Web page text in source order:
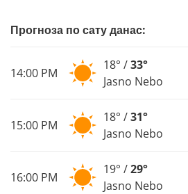
Прогноза по сату данас:
14:00 PM
18° /33°
Jasno Nebo
15:00 PM
18° /31°
Jasno Nebo
16:00 PM
19° /29°
Jasno Nebo